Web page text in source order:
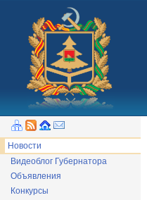
Новости
Видеоблог Губернатора
Объявления
Конкурсы